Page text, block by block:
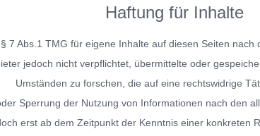
Haftung für Inhalte
7 Abs.1 TMG für eigene Inhalte auf diesen Seiten
jedoch nicht verpflichtet, übermittelte oder
Umständen zu forschen, die auf eine rechtswidrige
Sperrung der Nutzung von Informationen nach den
erst ab dem Zeitpunkt der Kenntnis einer konkreten